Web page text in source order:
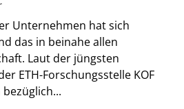
Unternehmen hat sich
das in beinahe allen
Laut der jüngsten
ETH-Forschungsstelle KOF